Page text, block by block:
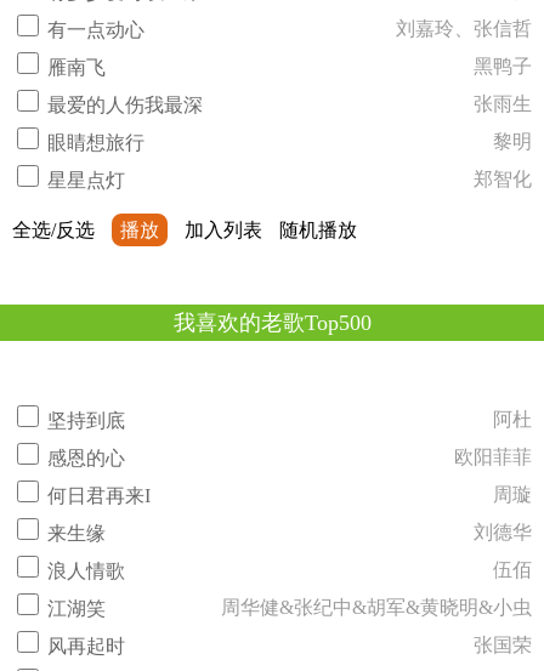
有一点动心
刘嘉玲、张信哲
雁南飞
黑鸭子
最爱的人伤我最深
张雨生
眼睛想旅行
黎明
星星点灯
郑智化
全选/反选 播放 加入列表 随机播放
我喜欢的老歌Top500
坚持到底
阿杜
感恩的心
欧阳菲菲
何日君再来I
周璇
来生缘
刘德华
浪人情歌
伍佰
江湖笑
周华健&张纪中&胡军&黄晓明&小虫
风再起时
张国荣